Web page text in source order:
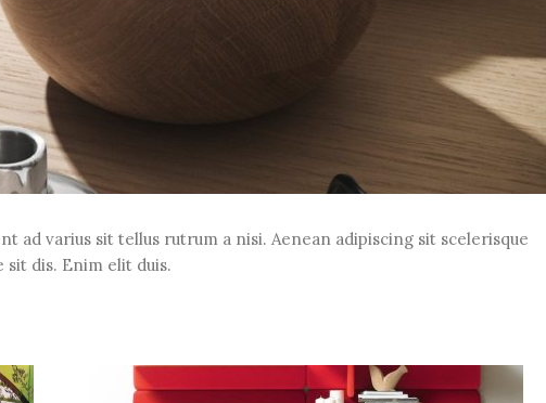
ad varius sit tellus rutrum a nisi. Aenean adipiscing sit scelerisque
dis. Enim elit duis.